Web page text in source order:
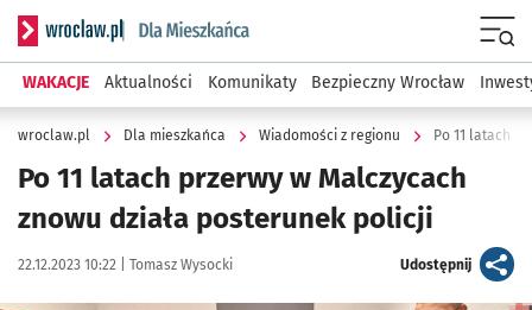
Serwis informacyjny wroclaw.pl podserwis: Dla mieszkańca
WAKACJE Aktualności Komunikaty Bezpieczny Wrocław
wroclaw.pl Dla mieszkańca Wiadomości z regionu Po 11 latach
Po 11 latach przerwy w Malczycach
znowu działa posterunek policji
Data publikacji:
22.12.2023 10:22 | Autor:
Tomasz Wysocki Udostępnijartykuł